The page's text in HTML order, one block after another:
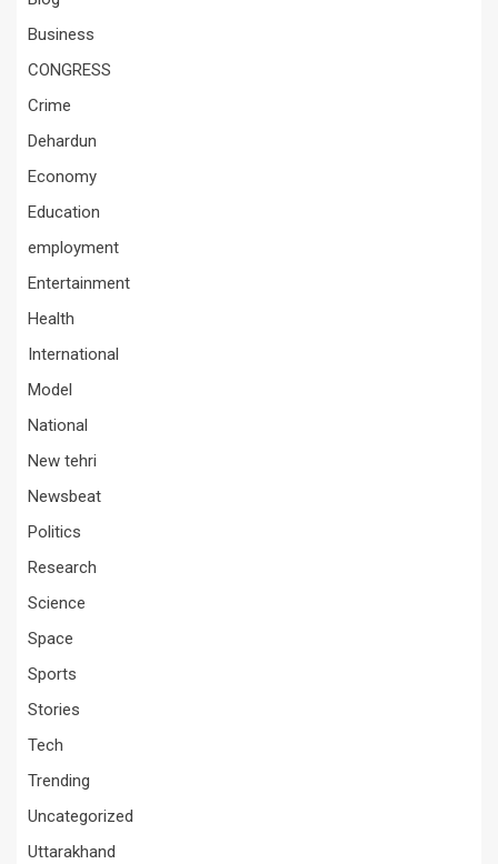
Business
CONGRESS
Crime
Dehardun
Economy
Education
employment
Entertainment
Health
International
Model
National
New tehri
Newsbeat
Politics
Research
Science
Space
Sports
Stories
Tech
Trending
Uncategorized
Uttarakhand